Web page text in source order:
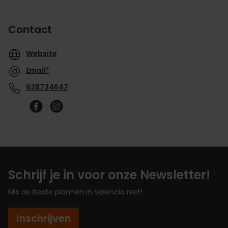
Contact
Website
Email*
638734647
Schrijf je in voor onze Newsletter!
Mis de beste plannen in Valencia niet!
Inschrijven